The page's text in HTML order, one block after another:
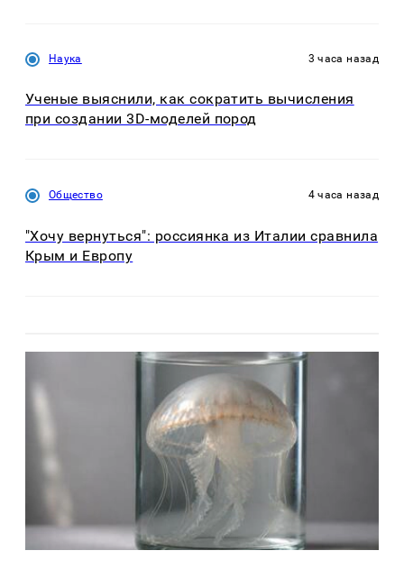
Наука 3 часа назад
Ученые выяснили, как сократить вычисления
при создании 3D-моделей пород
Общество 4 часа назад
"Хочу вернуться": россиянка из Италии сравнила
Крым и Европу